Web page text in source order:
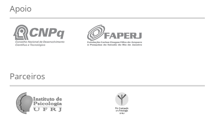
Apoio
Parceiros